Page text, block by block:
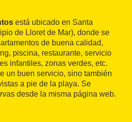
está ubicado en Santa
de Lloret de Mar), donde se
de buena calidad,
piscina, restaurante, servicio
infantiles, zonas verdes, etc.
un buen servicio, sino también
a pie de la playa. Se
desde la misma página web.